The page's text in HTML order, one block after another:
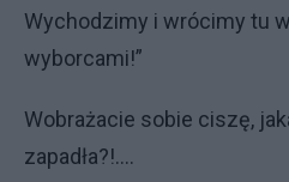
Wychodzimy i wrócimy tu
wyborcami!”
Wobrażacie sobie ciszę,
zapadła?!....